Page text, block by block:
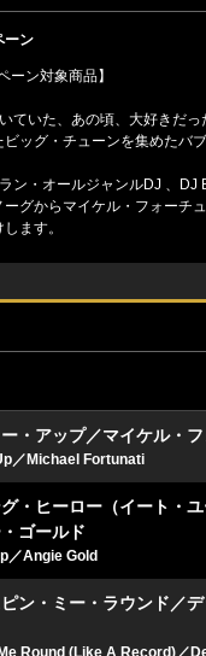
ーン
ーン対象商品】
ていた、あの頃、大好きだっ
ビッグ・チューンを集めたバ
ン・オールジャンルDJ 、DJ
グからマイケル・フォーチ
ます。
・アップ／マイケル・
／Michael Fortunati
・ヒーロー（イート・
ゴールド
／Angie Gold
ン・ミー・ラウンド／